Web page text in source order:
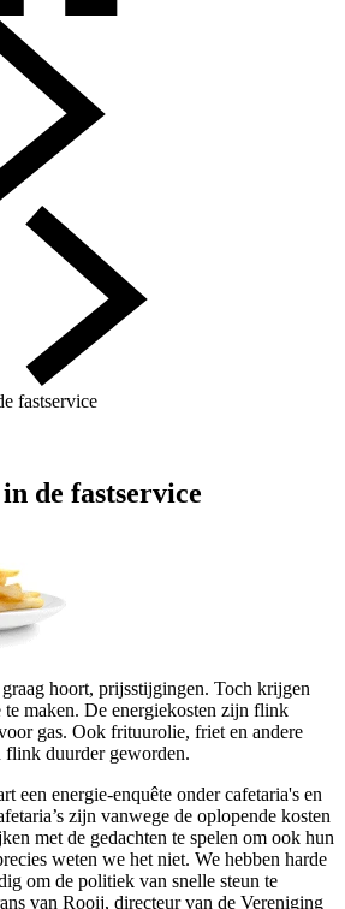
fastservice
de fastservice
hoort, prijsstijgingen. Toch krijgen
te maken. De energiekosten zijn flink
gas. Ook frituurolie, friet en andere
flink duurder geworden.
een energie-enquête onder cafetaria's en
zijn vanwege de oplopende kosten
met de gedachten te spelen om ook hun
weten we het niet. We hebben harde
om de politiek van snelle steun te
van Rooij, directeur van de Vereniging